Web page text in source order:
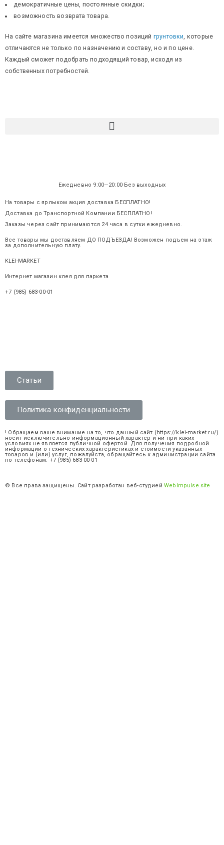
демократичные цены, постоянные скидки;
возможность возврата товара.
На сайте магазина имеется множество позиций грунтовки, которые
отличаются не только по назначению и составу, но и по цене.
Каждый сможет подобрать подходящий товар, исходя из
собственных потребностей.
Ежедневно 9:00—20:00 Без выходных
На товары с ярлыком акция доставка БЕСПЛАТНО!
Доставка до Транспортной Компании БЕСПЛАТНО!
Заказы через сайт принимаются 24 часа в сутки ежедневно.
Все товары мы доставляем ДО ПОДЪЕЗДА! Возможен подъем на этаж
за дополнительную плату.
KLEI-MARKET.ru
Интернет магазин клея для паркета
+7 (985) 683-00-01
Статьи
Политика конфиденциальности
! Обращаем ваше внимание на то, что данный сайт (https://klei-market.ru/)
носит исключительно информационный характер и ни при каких
условиях не является публичной офертой. Для получения подробной
информации о технических характеристиках и стоимости указанных
товаров и (или) услуг, пожалуйста, обращайтесь к администрации сайта
по телефонам: +7 (985) 683-00-01
© Все права защищены. Сайт разработан веб-студиейWebImpulse.site